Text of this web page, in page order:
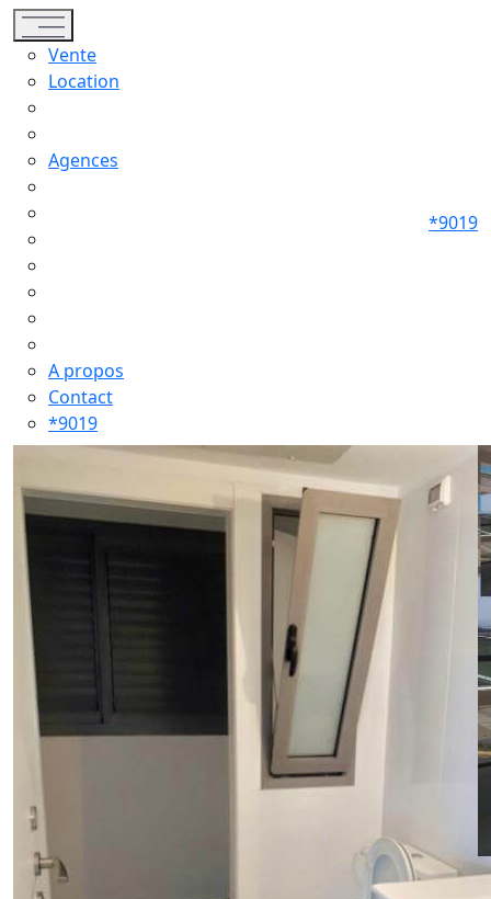
Toggle navigation
Vente
Location
Agences
A propos
Contact
*9019
*9019